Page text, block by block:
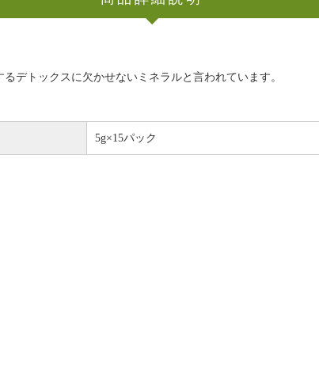
デトックスに欠かせないミネラルと言われています。
5g×15パック